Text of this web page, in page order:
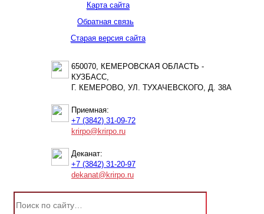
Карта сайта
Обратная связь
Старая версия сайта
650070, КЕМЕРОВСКАЯ ОБЛАСТЬ -
КУЗБАСС,
Г. КЕМЕРОВО, УЛ. ТУХАЧЕВСКОГО, Д. 38А
Приемная:
+7 (3842) 31-09-72
krirpo@krirpo.ru
Деканат:
+7 (3842) 31-20-97
dekanat@krirpo.ru